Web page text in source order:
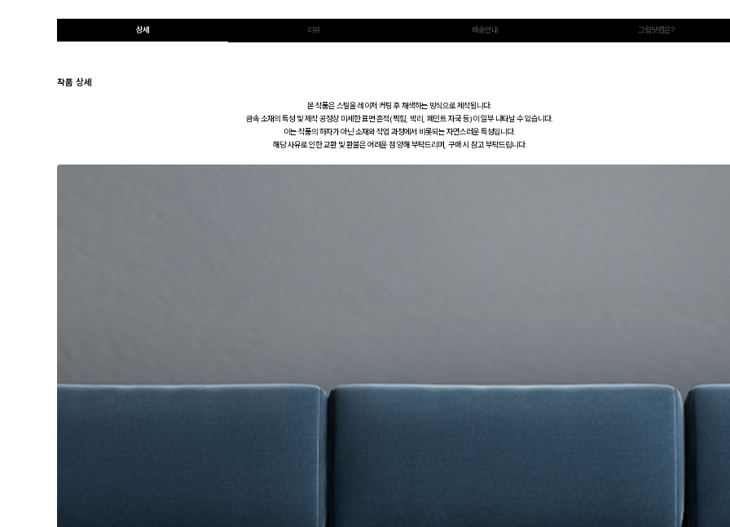
상세 리뷰 배송안내 그림닷컴은?
작품 상세
본 작품은 스틸을 레이저 커팅 후 채색하는 방식으로 제작됩니다.
금속 소재의 특성 및 제작 공정상 미세한 표면 흔적(찍힘, 박리, 페인트 자국 등)이 일부 나타날 수 있습니다.
이는 작품의 하자가 아닌 소재와 작업 과정에서 비롯되는 자연스러운 특성입니다.
해당 사유로 인한 교환 및 환불은 어려운 점 양해 부탁드리며, 구매 시 참고 부탁드립니다.